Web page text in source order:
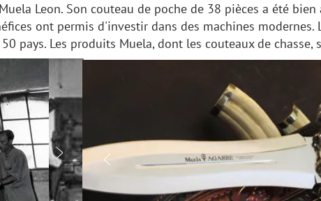
Leon. Son couteau de poche de 38 pièces a été
ont permis d'investir dans des machines modernes.
pays. Les produits Muela, dont les couteaux de chasse,
 